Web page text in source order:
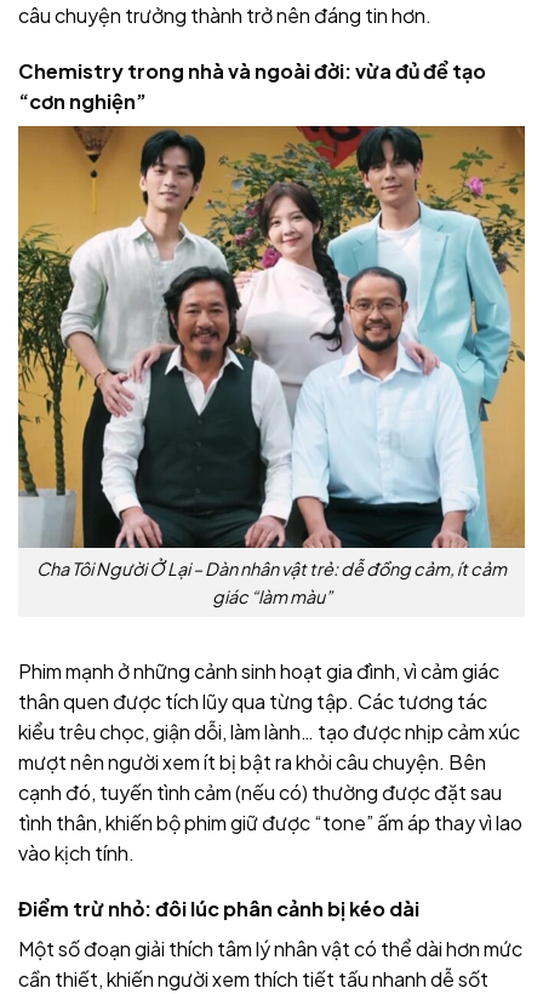
câu chuyện trưởng thành trở nên đáng tin hơn.
Chemistry trong nhà và ngoài đời: vừa đủ để tạo
“cơn nghiện”
Cha Tôi Người Ở Lại – Dàn nhân vật trẻ: dễ đồng cảm, ít cảm
giác “làm màu”
Phim mạnh ở những cảnh sinh hoạt gia đình, vì cảm giác
thân quen được tích lũy qua từng tập. Các tương tác
kiểu trêu chọc, giận dỗi, làm lành… tạo được nhịp cảm xúc
mượt nên người xem ít bị bật ra khỏi câu chuyện. Bên
cạnh đó, tuyến tình cảm (nếu có) thường được đặt sau
tình thân, khiến bộ phim giữ được “tone” ấm áp thay vì lao
vào kịch tính.
Điểm trừ nhỏ: đôi lúc phân cảnh bị kéo dài
Một số đoạn giải thích tâm lý nhân vật có thể dài hơn mức
cần thiết, khiến người xem thích tiết tấu nhanh dễ sốt